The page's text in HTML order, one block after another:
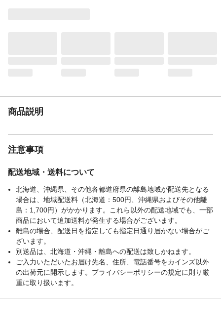
商品説明
注意事項
配送地域・送料について
北海道、沖縄県、その他各都道府県の離島地域が配送先となる
場合は、地域配送料（北海道：500円、沖縄県およびその他離
島：1,700円）がかかります。これら以外の配送地域でも、一部
商品において追加送料が発生する場合がございます。
離島の場合、配送日を指定しても指定日通り届かない場合がご
ざいます。
別送品は、北海道・沖縄・離島への配送は致しかねます。
ご入力いただいたお届け先名、住所、電話番号をカインズ以外
の出荷元に開示します。プライバシーポリシーの規定に則り厳
重に取り扱います。